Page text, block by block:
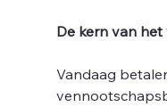
De kern van
Vandaag